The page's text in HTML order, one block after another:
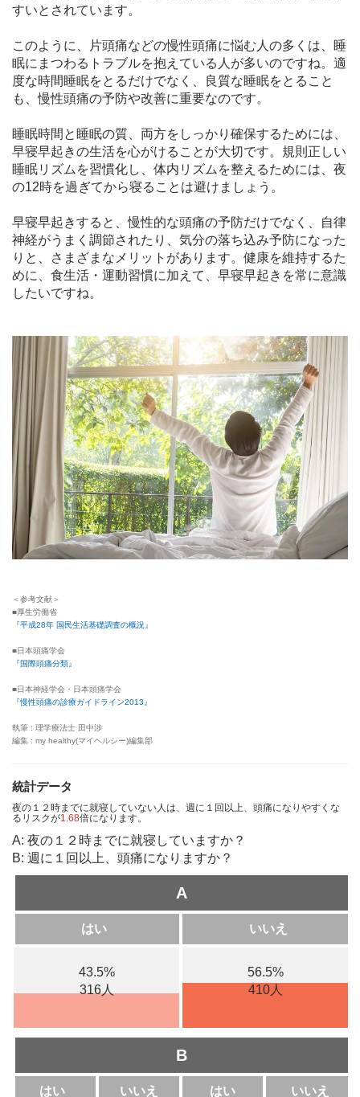
すいとされています。
このように、片頭痛などの慢性頭痛に悩む人の多くは、睡
眠にまつわるトラブルを抱えている人が多いのですね。適
度な時間睡眠をとるだけでなく、良質な睡眠をとること
も、慢性頭痛の予防や改善に重要なのです。
睡眠時間と睡眠の質、両方をしっかり確保するためには、
早寝早起きの生活を心がけることが大切です。規則正しい
睡眠リズムを習慣化し、体内リズムを整えるためには、夜
の12時を過ぎてから寝ることは避けましょう。
早寝早起きすると、慢性的な頭痛の予防だけでなく、自律
神経がうまく調節されたり、気分の落ち込み予防になった
りと、さまざまなメリットがあります。健康を維持するた
めに、食生活・運動習慣に加えて、早寝早起きを常に意識
したいですね。
＜参考文献＞
■厚生労働省
『平成28年 国民生活基礎調査の概況』
■日本頭痛学会
『国際頭痛分類』
■日本神経学会・日本頭痛学会
『慢性頭痛の診療ガイドライン2013』
執筆 : 理学療法士 田中渉
編集 : my healthy(マイヘルシー)編集部
統計データ
夜の１２時までに就寝していない人は、週に１回以上、頭痛になりやすくな
るリスクが1.68倍になります。
A: 夜の１２時までに就寝していますか？
B: 週に１回以上、頭痛になりますか？
A
はい いいえ
43.5%
316人
56.5%
410人
B
はい いいえ はい いいえ